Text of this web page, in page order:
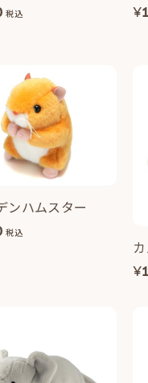
税込 ¥
ンハムスター
税込
¥